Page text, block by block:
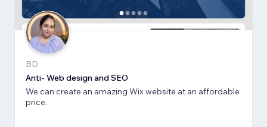
BD
Anti- Web design and SEO
We can create an amazing Wix website at an affordable
price.